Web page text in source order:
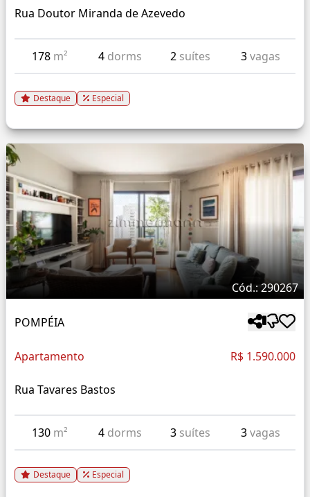
Rua Doutor Miranda de Azevedo
178 m² 4 dorms 2 suítes 3vagas
Destaque Especial
Cód.: 290267
POMPÉIA
Apartamento R$ 1.590.000
Rua Tavares Bastos
130 m² 4 dorms 3 suítes 3vagas
Destaque Especial